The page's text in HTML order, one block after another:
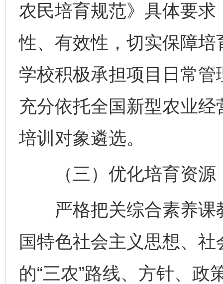
农民培育规范》具体要
性、有效性，切实保障
学校积极承担项目日常
充分依托全国新型农业
培训对象遴选。
（三）优化培育资源
严格把关综合素养课
国特色社会主义思想、
的“三农”路线、方针、